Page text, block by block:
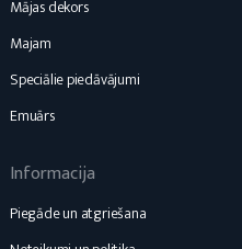
Mājas dekors
Majam
Speciālie piedāvājumi
Emuārs
Informacija
Piegāde un atgriešana